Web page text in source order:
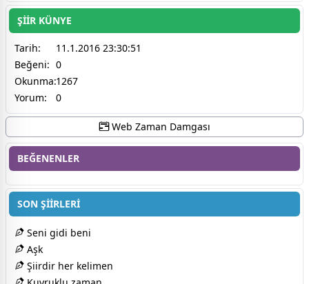
ŞİİR KÜNYE
Tarih:
11.1.2016 23:30:51
Beğeni: 0
Okunma:1267
Yorum:
0
Web Zaman Damgası
BEĞENENLER
SON ŞİİRLERİ
Seni gidi beni
Aşk
Şiirdir her kelimen